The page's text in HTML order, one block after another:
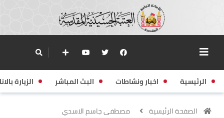
الرئيسية اخبار ونشاطات البث المباشر الزيارة
الصفحة الرئيسية مصطفى جاسم الاسدي